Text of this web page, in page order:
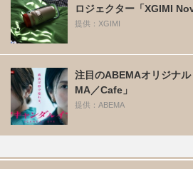
ロジェクター「XGIMI
提供：XGIMI
注目のABEMAオリジナ
MA／Cafe」
提供：ABEMA